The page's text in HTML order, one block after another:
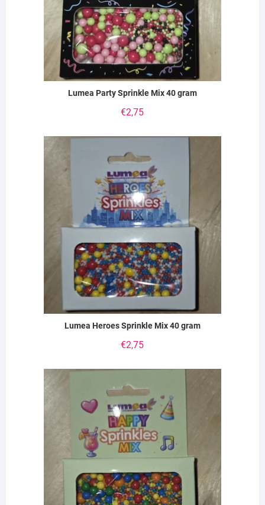
Lumea Party Sprinkle Mix 40 gram
€2,75
Lumea Heroes Sprinkle Mix 40 gram
€2,75